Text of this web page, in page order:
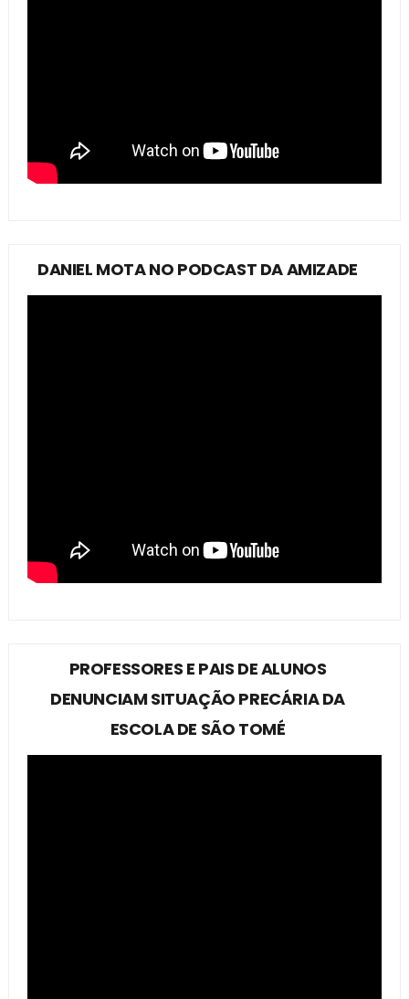
DANIEL MOTA NO PODCAST DA AMIZADE
PROFESSORES E PAIS DE ALUNOS
DENUNCIAM SITUAÇÃO PRECÁRIA DA
ESCOLA DE SÃO TOMÉ